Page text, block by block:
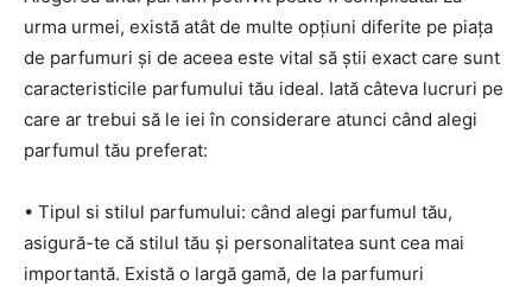
urma urmei, există atât de multe opțiuni diferite pe piața
de parfumuri și de aceea este vital să știi exact care sunt
caracteristicile parfumului tău ideal. Iată câteva lucruri pe
care ar trebui să le iei în considerare atunci când alegi
parfumul tău preferat:
• Tipul si stilul parfumului: când alegi parfumul tău,
asigură-te că stilul tău și personalitatea sunt cea mai
importantă. Există o largă gamă, de la parfumuri